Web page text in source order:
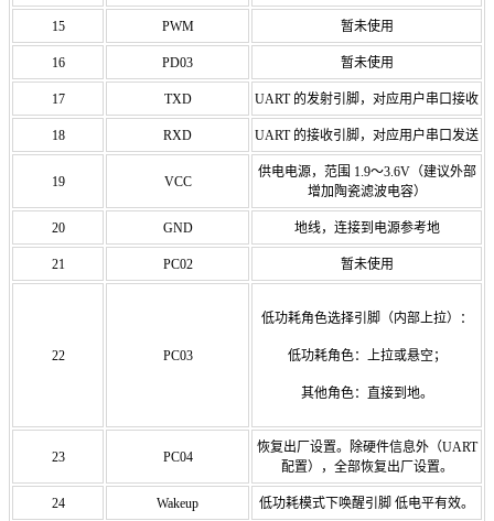
15 PWM 暂未使用
16 PD03 暂未使用
17 TXD UART 的发射引脚，对应用户串口接收
18 RXD UART 的接收引脚，对应用户串口发送
19 VCC
供电电源，范围 1.9～3.6V（建议外部
增加陶瓷滤波电容）
20 GND 地线，连接到电源参考地
21 PC02 暂未使用
22 PC03
低功耗角色选择引脚（内部上拉）：
低功耗角色：上拉或悬空；
其他角色：直接到地。
23 PC04
恢复出厂设置。除硬件信息外（UART
配置），全部恢复出厂设置。
24 Wakeup 低功耗模式下唤醒引脚 低电平有效。